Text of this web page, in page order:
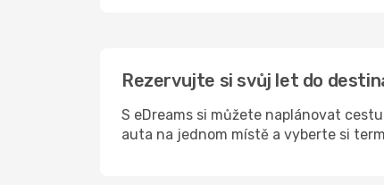
Rezervujte si svůj let do
S eDreams si můžete naplánovat
auta na jednom místě a vyberte si